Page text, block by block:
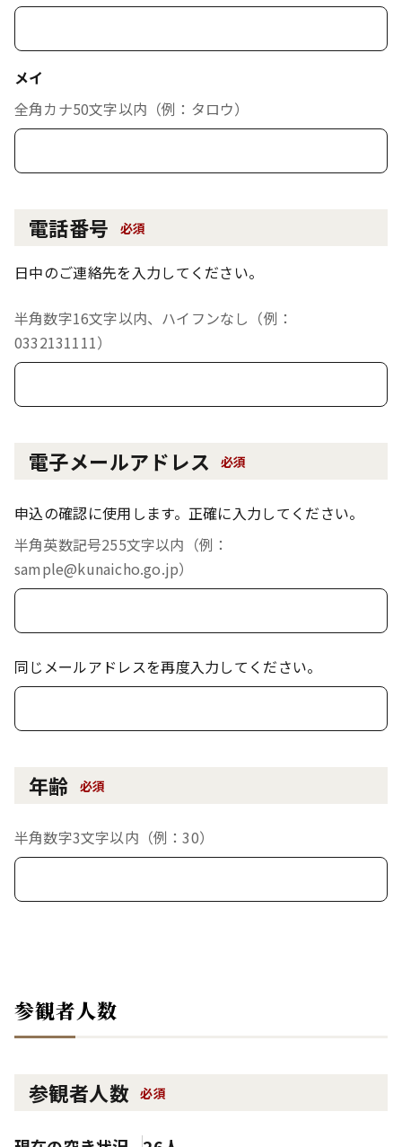
メイ
全角カナ50文字以内（例：タロウ）
電話番号 必須
日中のご連絡先を入力してください。
半角数字16文字以内、ハイフンなし（例：
0332131111）
電子メールアドレス 必須
申込の確認に使用します。正確に入力してください。
半角英数記号255文字以内（例：
sample@kunaicho.go.jp）
同じメールアドレスを再度入力してください。
年齢 必須
半角数字3文字以内（例：30）
参観者人数
参観者人数 必須